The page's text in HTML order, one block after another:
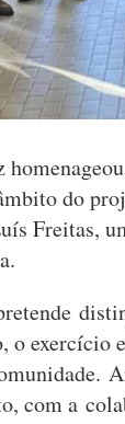
do
Freitas,
o exercício
com a